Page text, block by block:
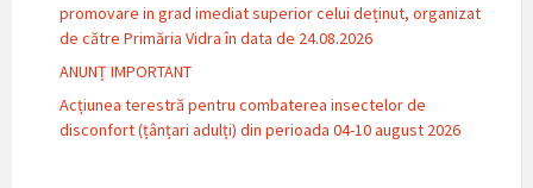
promovare in grad imediat superior celui deținut, organizat
de către Primăria Vidra în data de 24.08.2026
ANUNȚ IMPORTANT
Acțiunea terestră pentru combaterea insectelor de
disconfort (țânțari adulți) din perioada 04-10 august 2026